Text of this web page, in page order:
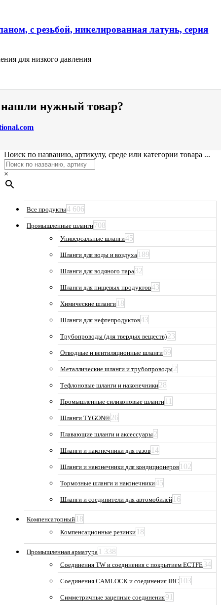
с резьбой, никелированная латунь, серия
для низкого давления
нужный товар?
Поиск по названию, артикулу, среде или категории товара ...
×
Все продукты4 606
Промышленные шланги708
Универсальные шланги45
Шланги для воды и воздуха 189
Шланги для водяного пара32
Шланги для пищевых продуктов43
Химические шланги 18
Шланги для нефтепродуктов43
Трубопроводы (для твердых веществ)23
Отводные и вентиляционные шланги69
Металлические шланги и трубопроводы2
Тефлоновые шланги и наконечники28
Промышленные силиконовые шланги 11
Шланги TYGON®26
Плавающие шланги и аксессуары2
Шланги и наконечники для газов 14
Шланги и наконечники для кондиционеров 102
Тормозные шланги и наконечники45
Шланги и соединители для автомобилей 16
Компенсаторный 18
Компенсационные резинки 18
Промышленная арматура 1 338
Соединения TW и соединения с покрытием ECTFE34
Соединения CAMLOCK и соединения IBC 103
Симметричные зацепные соединения91